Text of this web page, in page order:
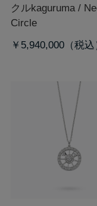
クルkaguruma /
Circle
￥5,940,000